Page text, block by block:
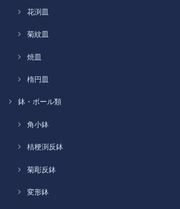
花渕皿
菊紋皿
焼皿
楕円皿
鉢・ボール類
角小鉢
桔梗渕反鉢
菊彫反鉢
変形鉢